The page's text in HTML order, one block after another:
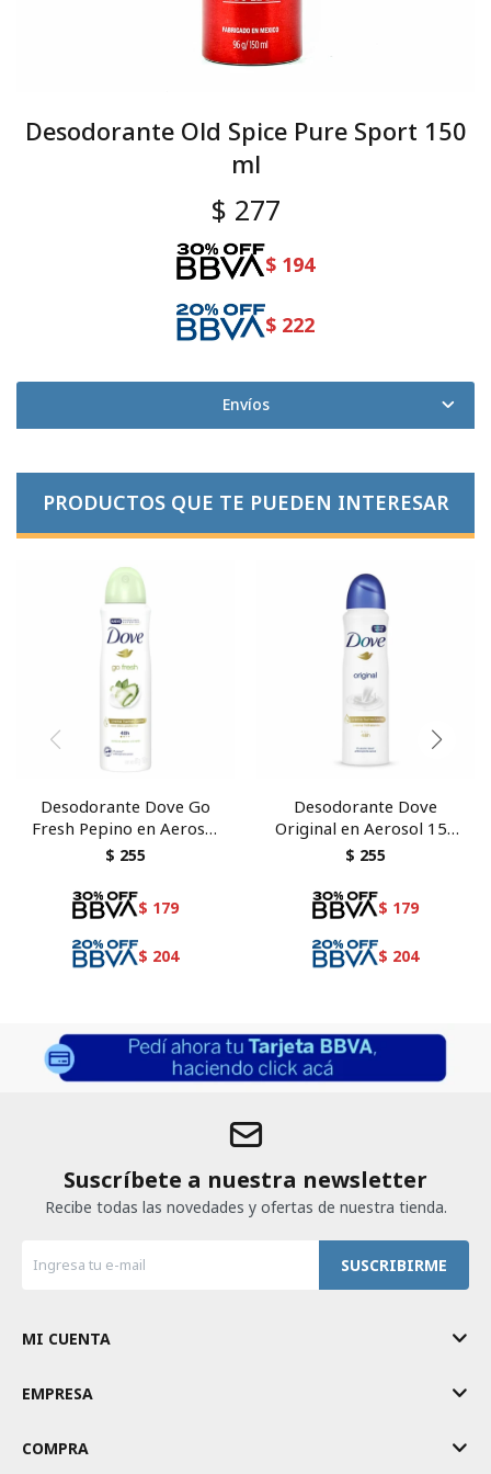
Desodorante Old Spice Pure Sport 150
ml
$ 277
$ 194
$ 222
Envíos
PRODUCTOS QUE TE PUEDEN INTERESAR
Desodorante Dove Go
Fresh Pepino en Aerosol
150 ml
$ 255
$ 179
$ 204
Desodorante Dove
Original en Aerosol 150
ml
$ 255
$ 179
$ 204
Suscríbete a nuestra newsletter
Recibe todas las novedades y ofertas de nuestra tienda.
SUSCRIBIRME
MI CUENTA
EMPRESA
COMPRA